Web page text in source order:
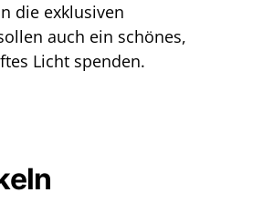
die exklusiven
auch ein schönes,
Licht spenden.